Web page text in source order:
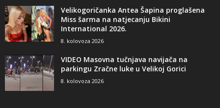
Velikogoričanka Antea Šapina proglašena
Miss šarma na natjecanju Bikini
International 2026.
8. kolovoza 2026
VIDEO Masovna tučnjava navijača na
parkingu Zračne luke u Velikoj Gorici
8. kolovoza 2026